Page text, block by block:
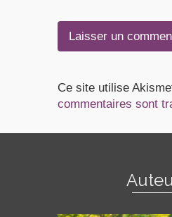
Ce site utilise
commentaires sont